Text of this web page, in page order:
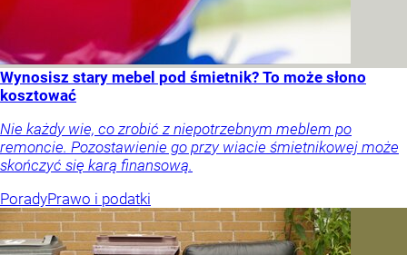
Wynosisz stary mebel pod śmietnik? To może słono
kosztować
Nie każdy wie, co zrobić z niepotrzebnym meblem po
remoncie. Pozostawienie go przy wiacie śmietnikowej może
skończyć się karą finansową.
PoradyPrawo i podatki